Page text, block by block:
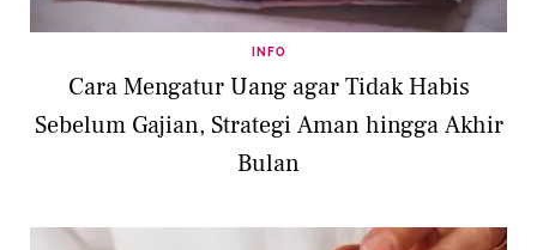
INFO
Cara Mengatur Uang agar Tidak Habis
Sebelum Gajian, Strategi Aman hingga Akhir
Bulan